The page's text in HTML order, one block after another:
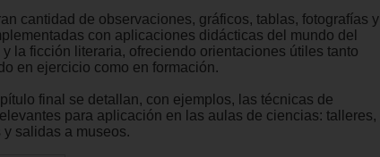
cantidad de observaciones, gráficos, tablas, fotografías y
con aplicaciones didácticas del mundo del
la ficción literaria, ofreciendo orientaciones útiles tanto
en ejercicio como en formación.
final se detallan, con ejemplos, las técnicas de
para aplicación en las aulas de ciencias: talleres,
salidas a museos.